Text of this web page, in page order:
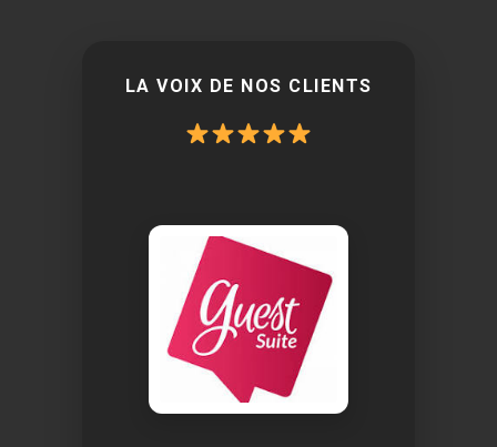
peuvent
choisies
produit
LA VOIX DE NOS CLIENTS